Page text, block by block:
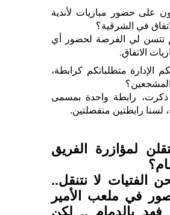
على حضور مباريات لأندية
في الشرقية؟
تتسن لي الفرصة لحضور أي
الاتفاق.
الإدارة متطلباتكم كرابطة،
ذكرت، رابطة واحدة بمسمى
لسنا رابطتين منفصلتين.
لمؤازرة الفريق
الفتيات لا نتنقل..
في ملعب الأمير
بالدمام .. لكن